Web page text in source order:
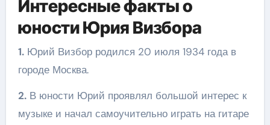
Интересные факты о
юности Юрия Визбора
1.Юрий Визбор родился 20 июля 1934 года в
городе Москва.
2.В юности Юрий проявлял большой интерес к
музыке и начал самоучительно играть на гитаре